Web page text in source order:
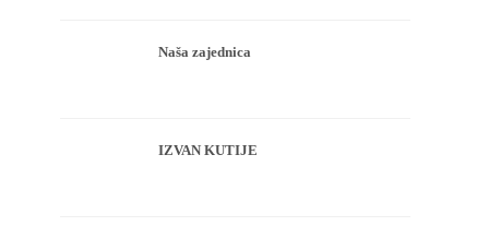
Naša zajednica
IZVAN KUTIJE